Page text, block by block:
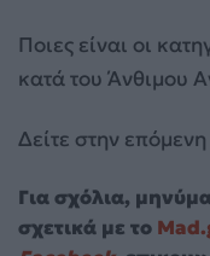
Ποιες είναι οι
κατά του Άνθιμου
Δείτε στην
Για σχόλια,
σχετικά με το